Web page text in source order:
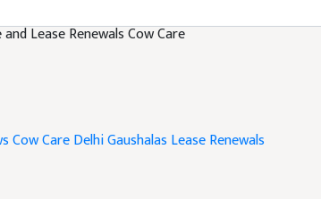
have suggestions to improve this article?